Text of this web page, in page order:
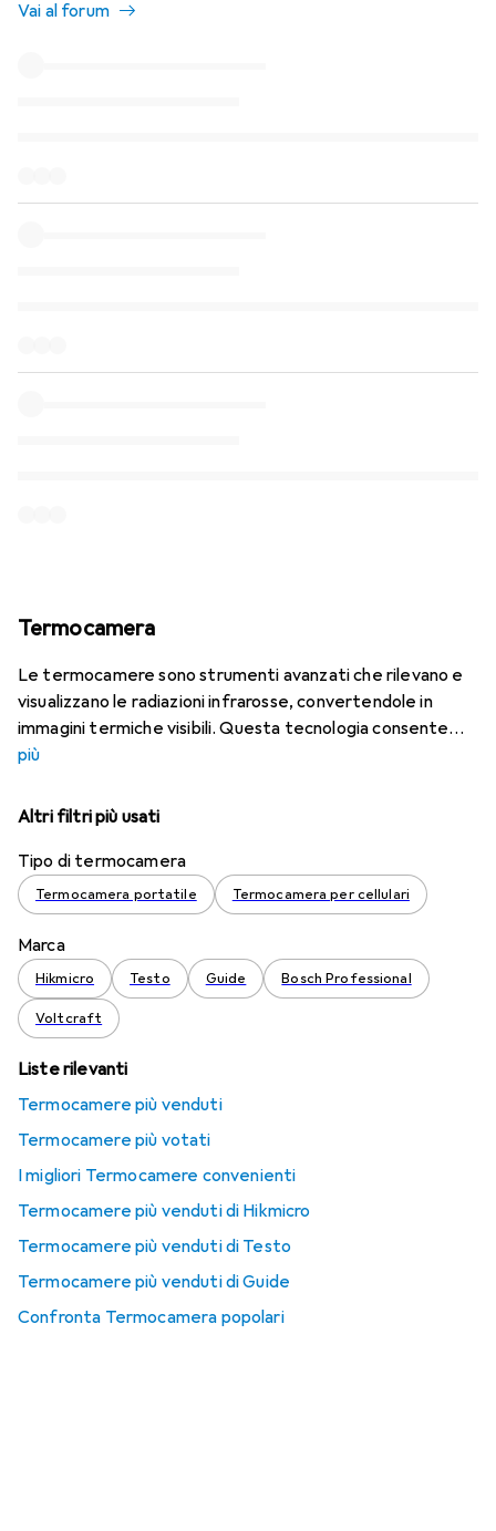
Vai al forum
Termocamera
Le termocamere sono strumenti avanzati che rilevano e
visualizzano le radiazioni infrarosse, convertendole in
immagini termiche visibili. Questa tecnologia consente
più
Altri filtri più usati
Tipo di termocamera
Termocamera portatile Termocamera per cellulari
Marca
Hikmicro Testo Guide Bosch Professional
Voltcraft
Liste rilevanti
Termocamere più venduti
Termocamere più votati
I migliori Termocamere convenienti
Termocamere più venduti di Hikmicro
Termocamere più venduti di Testo
Termocamere più venduti di Guide
Confronta Termocamera popolari